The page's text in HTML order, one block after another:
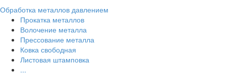
Обработка металлов давлением
Прокатка металлов
Волочение металла
Прессование металла
Ковка свободная
Листовая штамповка
...